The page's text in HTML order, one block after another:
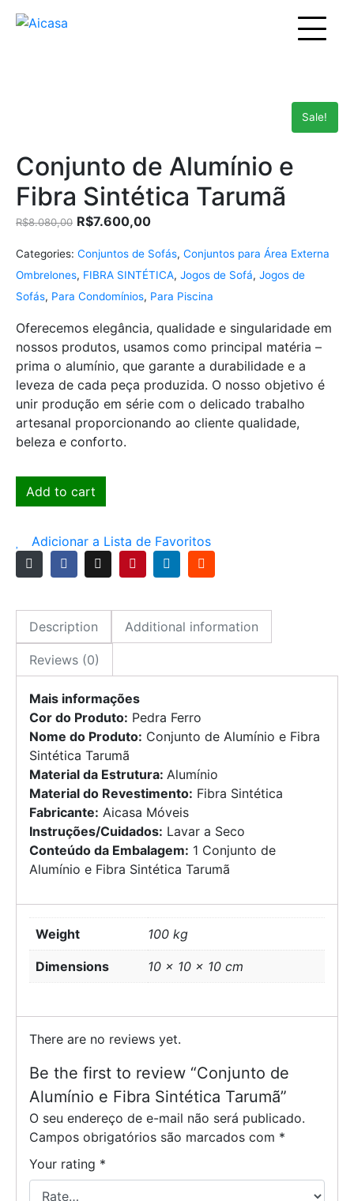
Sale!
Conjunto de Alumínio e
Fibra Sintética Tarumã
R$8.080,00 R$7.600,00
Categories: Conjuntos de Sofás, Conjuntos para Área Externa
Ombrelones, FIBRA SINTÉTICA, Jogos de Sofá, Jogos de
Sofás, Para Condomínios, Para Piscina
Oferecemos elegância, qualidade e singularidade em
nossos produtos, usamos como principal matéria –
prima o alumínio, que garante a durabilidade e a
leveza de cada peça produzida. O nosso objetivo é
unir produção em série com o delicado trabalho
artesanal proporcionando ao cliente qualidade,
beleza e conforto.
Add to cart
Adicionar a Lista de Favoritos
Description Additional information
Reviews (0)
Mais informações
Cor do Produto: Pedra Ferro
Nome do Produto: Conjunto de Alumínio e Fibra
Sintética Tarumã
Material da Estrutura: Alumínio
Material do Revestimento: Fibra Sintética
Fabricante: Aicasa Móveis
Instruções/Cuidados: Lavar a Seco
Conteúdo da Embalagem: 1 Conjunto de
Alumínio e Fibra Sintética Tarumã
Weight 100 kg
Dimensions 10 × 10 × 10 cm
There are no reviews yet.
Be the first to review “Conjunto de
Alumínio e Fibra Sintética Tarumã”
O seu endereço de e-mail não será publicado.
Campos obrigatórios são marcados com *
Your rating *